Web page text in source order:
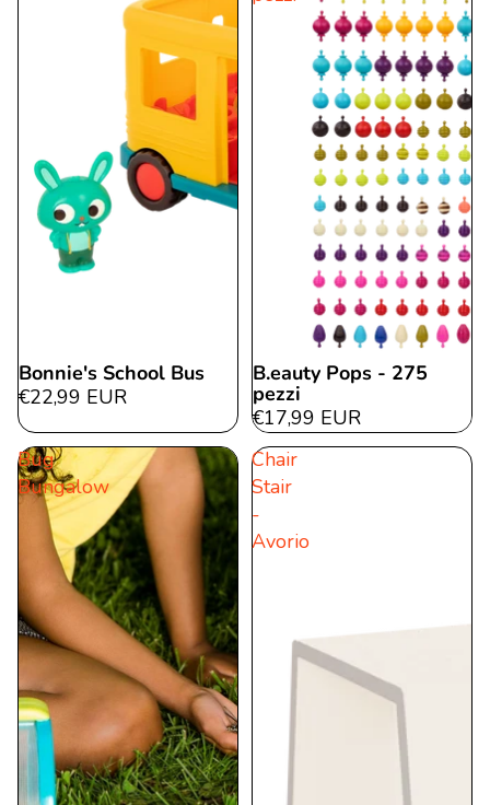
Bonnie's School Bus
€22,99 EUR
B.eauty Pops - 275
pezzi
€17,99 EUR
Bug
Bungalow
Chair
Stair
-
Avorio